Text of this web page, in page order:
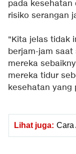
pada kesehatan
risiko serangan
"Kita jelas tidak
berjam-jam
mereka
mereka tidur
kesehatan yang
Lihat juga: Cara